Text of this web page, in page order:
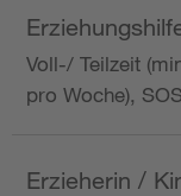
Voll-/ Teilzeit
pro Woche),
Erzieherin /